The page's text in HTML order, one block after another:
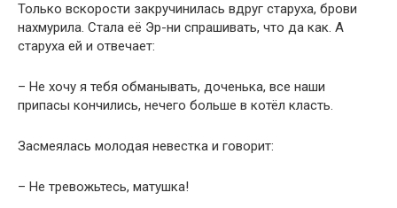
Только вскорости закручинилась вдруг старуха, брови
нахмурила. Стала её Эр-ни спрашивать, что да как. А
старуха ей и отвечает:
– Не хочу я тебя обманывать, доченька, все наши
припасы кончились, нечего больше в котёл класть.
Засмеялась молодая невестка и говорит:
– Не тревожьтесь, матушка!